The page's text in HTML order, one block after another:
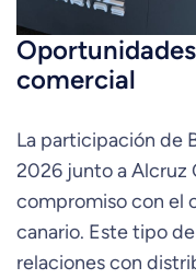
comercial
La participación de
2026 junto a Alcruz
compromiso con el
canario. Este tipo
relaciones con